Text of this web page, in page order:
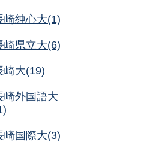
崎純心大(1)
崎県立大(6)
崎大(19)
崎外国語大
崎国際大(3)